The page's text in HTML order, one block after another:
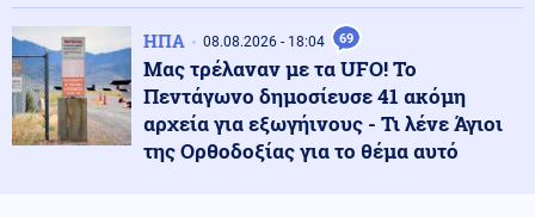
«Ανήσυχο και ασυμβίβαστο πνεύμα»
Πολιτική 09.08.2026 - 22:51
ΣΥΡΙΖΑ για Νίκο Καλογερόπουλο: Υπηρέτησε την τέχνη
με έναν απολύτως προσωπικό τρόπο, μακριά από
ΗΠΑ 08.08.2026 - 18:04 69
Μας τρέλαναν με τα UFO! Το
Πεντάγωνο δημοσίευσε 41 ακόμη
αρχεία για εξωγήινους - Τι λένε Άγιοι
της Ορθοδοξίας για το θέμα αυτό